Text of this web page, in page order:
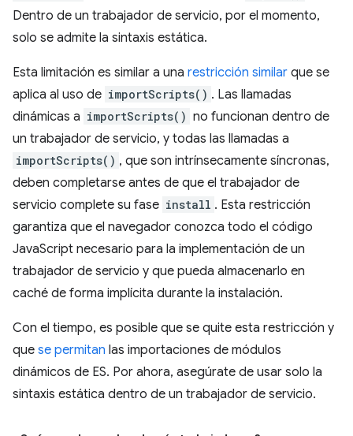
Dentro de un trabajador de servicio, por el momento,
solo se admite la sintaxis estática.
Esta limitación es similar a una restricción similar que se
aplica al uso de importScripts() . Las llamadas
dinámicas a importScripts() no funcionan dentro de
un trabajador de servicio, y todas las llamadas a
importScripts() , que son intrínsecamente síncronas,
deben completarse antes de que el trabajador de
servicio complete su fase install . Esta restricción
garantiza que el navegador conozca todo el código
JavaScript necesario para la implementación de un
trabajador de servicio y que pueda almacenarlo en
caché de forma implícita durante la instalación.
Con el tiempo, es posible que se quite esta restricción y
que se permitan las importaciones de módulos
dinámicos de ES. Por ahora, asegúrate de usar solo la
sintaxis estática dentro de un trabajador de servicio.